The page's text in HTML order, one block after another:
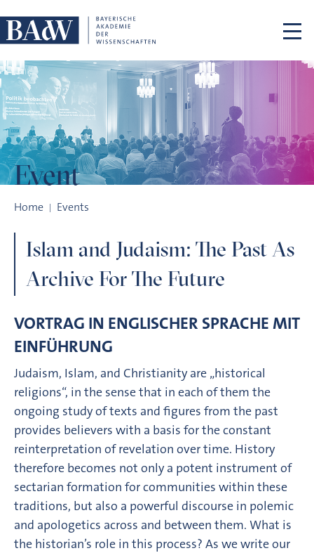
Event
Home Events
Islam and Judaism: The Past As
Archive For The Future
VORTRAG IN ENGLISCHER SPRACHE MIT
EINFÜHRUNG
Judaism, Islam, and Christianity are „historical
religions“, in the sense that in each of them the
ongoing study of texts and figures from the past
provides believers with a basis for the constant
reinterpretation of revelation over time. History
therefore becomes not only a potent instrument of
sectarian formation for communities within these
traditions, but also a powerful discourse in polemic
and apologetics across and between them. What is
the historian’s role in this process? As we write our